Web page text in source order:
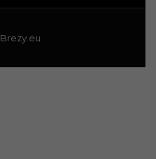
Brezy.eu